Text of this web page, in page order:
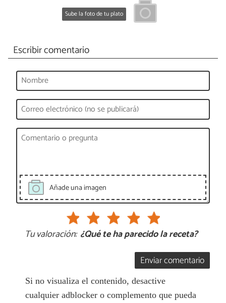
Sube la foto de tu plato
Escribir comentario
Añade una imagen
Tu valoración: ¿Qué te ha parecido la receta?
Enviar comentario
Si no visualiza el contenido, desactive
cualquier adblocker o complemento que pueda